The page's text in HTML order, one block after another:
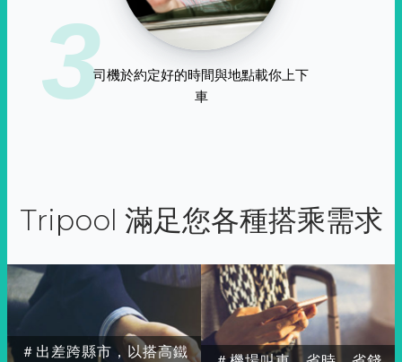
3司機於約定好的時間與地點載你上下
車
Tripool 滿足您各種搭乘需求
＃出差跨縣市，以搭高鐵